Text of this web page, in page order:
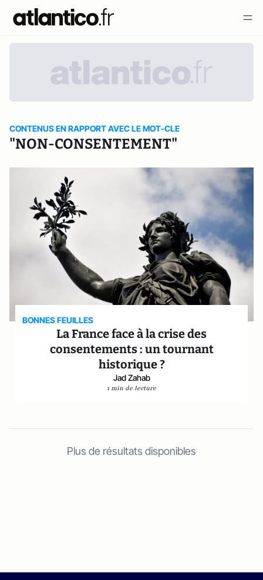
CONTENUS EN RAPPORT AVEC LE MOT-CLE
"NON-CONSENTEMENT"
BONNES FEUILLES
La France face à la crise des
consentements : un tournant
historique ?
Jad Zahab
1 min de lecture
Plus de résultats disponibles